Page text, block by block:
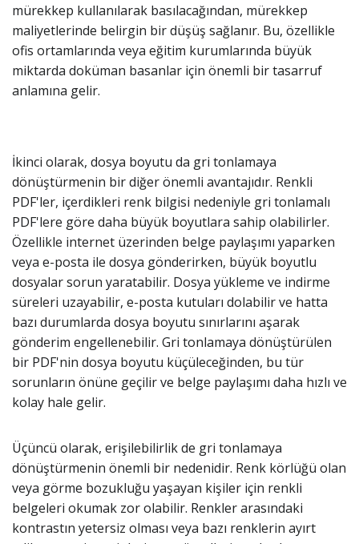
mürekkep kullanılarak basılacağından, mürekkep
maliyetlerinde belirgin bir düşüş sağlanır. Bu, özellikle
ofis ortamlarında veya eğitim kurumlarında büyük
miktarda doküman basanlar için önemli bir tasarruf
anlamına gelir.
İkinci olarak, dosya boyutu da gri tonlamaya
dönüştürmenin bir diğer önemli avantajıdır. Renkli
PDF'ler, içerdikleri renk bilgisi nedeniyle gri tonlamalı
PDF'lere göre daha büyük boyutlara sahip olabilirler.
Özellikle internet üzerinden belge paylaşımı yaparken
veya e-posta ile dosya gönderirken, büyük boyutlu
dosyalar sorun yaratabilir. Dosya yükleme ve indirme
süreleri uzayabilir, e-posta kutuları dolabilir ve hatta
bazı durumlarda dosya boyutu sınırlarını aşarak
gönderim engellenebilir. Gri tonlamaya dönüştürülen
bir PDF'nin dosya boyutu küçüleceğinden, bu tür
sorunların önüne geçilir ve belge paylaşımı daha hızlı ve
kolay hale gelir.
Üçüncü olarak, erişilebilirlik de gri tonlamaya
dönüştürmenin önemli bir nedenidir. Renk körlüğü olan
veya görme bozukluğu yaşayan kişiler için renkli
belgeleri okumak zor olabilir. Renkler arasındaki
kontrastın yetersiz olması veya bazı renklerin ayırt